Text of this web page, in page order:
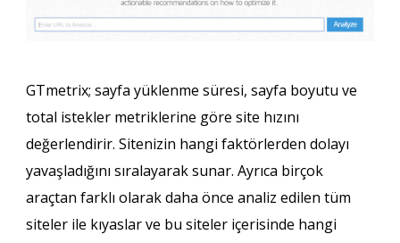
GTmetrix; sayfa yüklenme süresi, sayfa boyutu ve
total istekler metriklerine göre site hızını
değerlendirir. Sitenizin hangi faktörlerden dolayı
yavaşladığını sıralayarak sunar. Ayrıca birçok
araçtan farklı olarak daha önce analiz edilen tüm
siteler ile kıyaslar ve bu siteler içerisinde hangi